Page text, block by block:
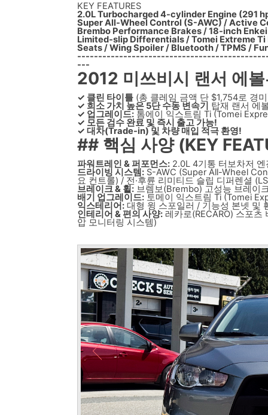
KEY FEATURES
2.0L Turbocharged 4-cylinder Engine (291
Super All-Wheel Control (S-AWC) / Active
Brembo Performance Brakes / 18-inch
Limited-slip Differentials / Tomei Extreme
Seats / Wing Spoiler / Bluetooth / TPMS /
---
2012 미쓰비시 랜서 에
✓ 클린 타이틀 (총 클레임 금액 단 $1,754로 경
✓ 희소 가치 높은 5단 수동 변속기 탑재 랜서 에
✓ 업그레이드: 톰에이 익스트림 Ti (Tomei
✓ 모든 검수 완료 및 즉시 출고 가능!
✓ 대차(Trade-in) 및 차량 매입 적극 환영!
## 핵심 사양 (KEY
파워트레인 & 퍼포먼스: 2.0L 4기통 터보차저
드라이빙 시스템: S-AWC (Super All-Wheel
요 컨트롤) / 전·후륜 리미티드 슬립 디퍼렌셜
브레이크 & 휠: 브렘보(Brembo) 고성능 브레이
배기 업그레이드: 토메이 익스트림 Ti (Tomei
익스테리어: 대형 윙 스포일러 / 기능성 본넷 및
인테리어 & 편의 사양: 레카로(RECARO) 스포
압 모니터링 시스템)